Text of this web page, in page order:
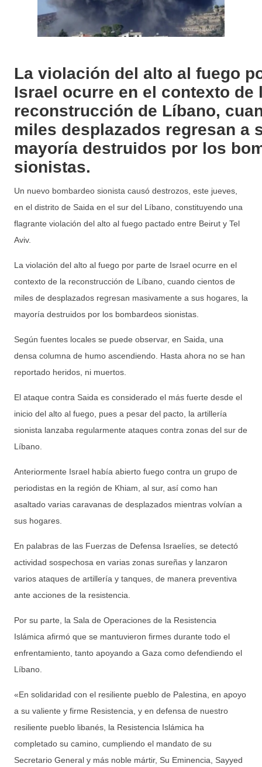
La violación del alto al fuego por parte de
Israel ocurre en el contexto de
reconstrucción de Líbano,
miles desplazados regresan a
mayoría destruidos por los
sionistas.
Un nuevo bombardeo sionista causó destrozos, este jueves,
en el distrito de Saida en el sur del Líbano, constituyendo una
flagrante violación del alto al fuego pactado entre Beirut y Tel
Aviv.
La violación del alto al fuego por parte de Israel ocurre en el
contexto de la reconstrucción de Líbano, cuando cientos de
miles de desplazados regresan masivamente a sus hogares, la
mayoría destruidos por los bombardeos sionistas.
Según fuentes locales se puede observar, en Saida, una
densa columna de humo ascendiendo. Hasta ahora no se han
reportado heridos, ni muertos.
El ataque contra Saida es considerado el más fuerte desde el
inicio del alto al fuego, pues a pesar del pacto, la artillería
sionista lanzaba regularmente ataques contra zonas del sur de
Líbano.
Anteriormente Israel había abierto fuego contra un grupo de
periodistas en la región de Khiam, al sur, así como han
asaltado varias caravanas de desplazados mientras volvían a
sus hogares.
En palabras de las Fuerzas de Defensa Israelíes, se detectó
actividad sospechosa en varias zonas sureñas y lanzaron
varios ataques de artillería y tanques, de manera preventiva
ante acciones de la resistencia.
Por su parte, la Sala de Operaciones de la Resistencia
Islámica afirmó que se mantuvieron firmes durante todo el
enfrentamiento, tanto apoyando a Gaza como defendiendo el
Líbano.
«En solidaridad con el resiliente pueblo de Palestina, en apoyo
a su valiente y firme Resistencia, y en defensa de nuestro
resiliente pueblo libanés, la Resistencia Islámica ha
completado su camino, cumpliendo el mandato de su
Secretario General y más noble mártir, Su Eminencia, Sayyed